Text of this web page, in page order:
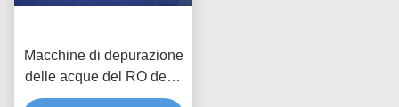
Macchine di depurazione
delle acque del RO degli
Stati Uniti DOW Reverse